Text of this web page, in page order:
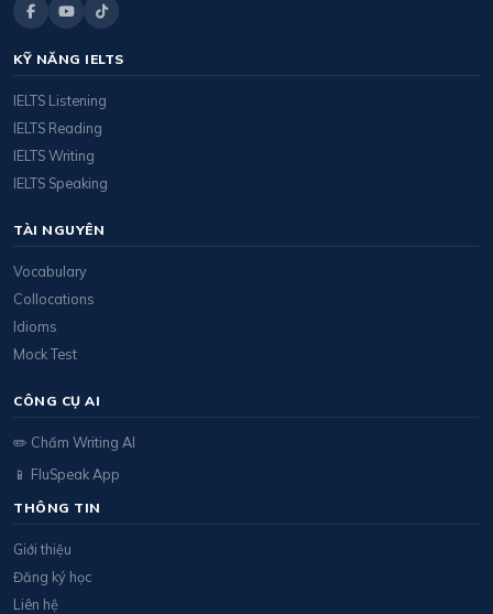
KỸ NĂNG IELTS
IELTS Listening
IELTS Reading
IELTS Writing
IELTS Speaking
TÀI NGUYÊN
Vocabulary
Collocations
Idioms
Mock Test
CÔNG CỤ AI
✏️ Chấm Writing AI
📱 FluSpeak App
THÔNG TIN
Giới thiệu
Đăng ký học
Liên hệ